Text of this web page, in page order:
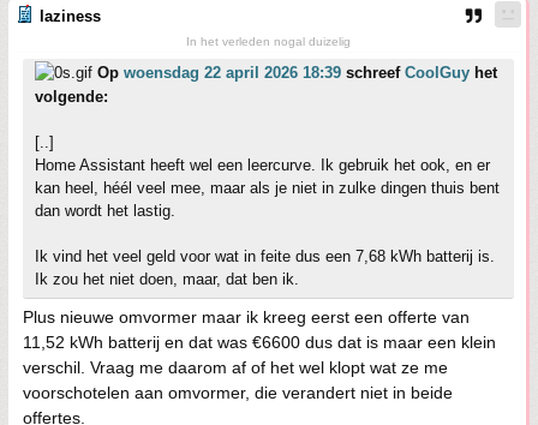
laziness
In het verleden nogal duizelig
Op woensdag 22 april 2026 18:39 schreef CoolGuy het
volgende:
[..]
Home Assistant heeft wel een leercurve. Ik gebruik het ook, en er
kan heel, héél veel mee, maar als je niet in zulke dingen thuis bent
dan wordt het lastig.
Ik vind het veel geld voor wat in feite dus een 7,68 kWh batterij is.
Ik zou het niet doen, maar, dat ben ik.
Plus nieuwe omvormer maar ik kreeg eerst een offerte van
11,52 kWh batterij en dat was €6600 dus dat is maar een klein
verschil. Vraag me daarom af of het wel klopt wat ze me
voorschotelen aan omvormer, die verandert niet in beide
offertes.